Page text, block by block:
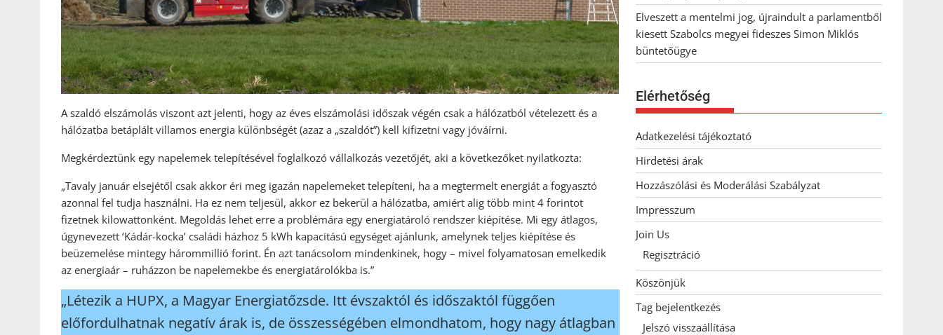
A szaldó elszámolás viszont azt jelenti, hogy az éves elszámolási időszak végén csak a hálózatból vételezett és a
hálózatba betáplált villamos energia különbségét (azaz a „szaldót”) kell kifizetni vagy jóváírni.
Megkérdeztünk egy napelemek telepítésével foglalkozó vállalkozás vezetőjét, aki a következőket nyilatkozta:
„Tavaly január elsejétől csak akkor éri meg igazán napelemeket telepíteni, ha a megtermelt energiát a fogyasztó
azonnal fel tudja használni. Ha ez nem teljesül, akkor ez bekerül a hálózatba, amiért alig több mint 4 forintot
fizetnek kilowattonként. Megoldás lehet erre a problémára egy energiatároló rendszer kiépítése. Mi egy átlagos,
úgynevezett ‘Kádár-kocka’ családi házhoz 5 kWh kapacitású egységet ajánlunk, amelynek teljes kiépítése és
beüzemelése mintegy hárommillió forint. Én azt tanácsolom mindenkinek, hogy – mivel folyamatosan emelkedik
az energiaár – ruházzon be napelemekbe és energiatárolókba is.”
„Létezik a HUPX, a Magyar Energiatőzsde. Itt évszaktól és időszaktól függően
előfordulhatnak negatív árak is, de összességében elmondhatom, hogy nagy átlagban
Elveszett a mentelmi jog, újraindult a parlamentből
kiesett Szabolcs megyei fideszes Simon Miklós
büntetőügye
Elérhetőség
Adatkezelési tájékoztató
Hirdetési árak
Hozzászólási és Moderálási Szabályzat
Impresszum
Join Us
Regisztráció
Köszönjük
Tag bejelentkezés
Jelszó visszaállítása